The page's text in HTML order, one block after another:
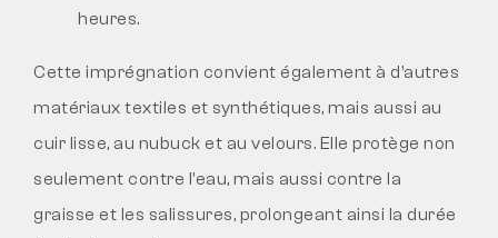
heures.
Cette imprégnation convient également à d’autres
matériaux textiles et synthétiques, mais aussi au
cuir lisse, au nubuck et au velours. Elle protège non
seulement contre l’eau, mais aussi contre la
graisse et les salissures, prolongeant ainsi la durée